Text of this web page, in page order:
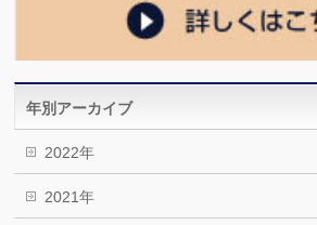
年別アーカイブ
2022年
2021年